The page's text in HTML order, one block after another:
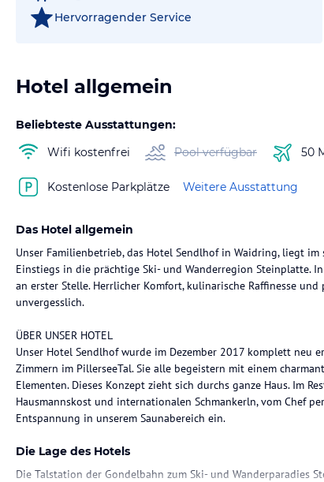
Hervorragender Service
Hotel allgemein
Beliebteste Ausstattungen:
Wifi kostenfrei
Pool verfügbar 50
Kostenlose Parkplätze Weitere Ausstattung
Das Hotel allgemein
Unser Familienbetrieb, das Hotel Sendlhof in Waidring, liegt
Einstiegs in die prächtige Ski- und Wanderregion Steinplatte.
an erster Stelle. Herrlicher Komfort, kulinarische Raffinesse
unvergesslich.
ÜBER UNSER HOTEL
Unser Hotel Sendlhof wurde im Dezember 2017 komplett
Zimmern im PillerseeTal. Sie alle begeistern mit einem
Elementen. Dieses Konzept zieht sich durchs ganze Haus. Im
Hausmannskost und internationalen Schmankerln, vom Chef
Entspannung in unserem Saunabereich ein.
Die Lage des Hotels
Die Talstation der Gondelbahn zum Ski- und Wanderparadies